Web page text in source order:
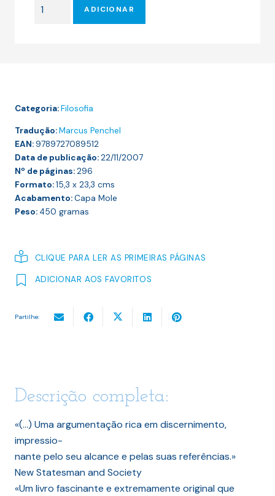
era:
16.15 €.
é:
14.54 €.
ADICIONAR
Categoria:Filosofia
Tradução:Marcus Penchel
EAN:9789727089512
Data de publicação:22/11/2007
Nº de páginas:296
Formato:15,3 x 23,3 cms
Acabamento:Capa Mole
Peso: 450 gramas
CLIQUE PARA LER AS PRIMEIRAS PÁGINAS
ADICIONAR AOS FAVORITOS
Partilhe:
Descrição completa:
«(…) Uma argumentação rica em discernimento,
impressio-
nante pelo seu alcance e pelas suas referências.»
New Statesman and Society
«Um livro fascinante e extremamente original que